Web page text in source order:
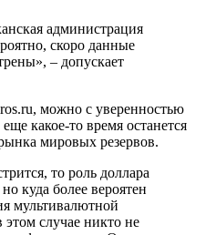
администрация
скоро данные
– допускает
можно с уверенностью
какое-то время останется
мировых резервов.
то роль доллара
куда более вероятен
мультивалютной
случае никто не